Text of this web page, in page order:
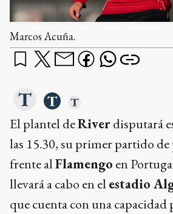
Marcos Acuña.
El plantel deRiverdisputará
las 15.30, su primer partido
frente alFlamengo en
llevará a cabo en el estadio
que cuenta con una capacidad